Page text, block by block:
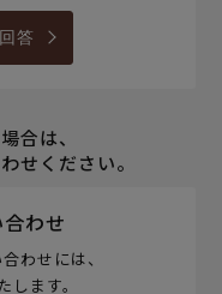
答
合は、
せください。
わせ
わせには、
ます。